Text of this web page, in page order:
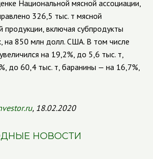
Национальной мясной ассоциации,
326,5 тыс. т мясной
включая субпродукты
на 850 млн долл. США. В том числе
на 19,2%, до 5,6 тыс. т,
до 60,4 тыс. т, баранины — на 16,7%,
.ru, 18.02.2020
НОВОСТИ